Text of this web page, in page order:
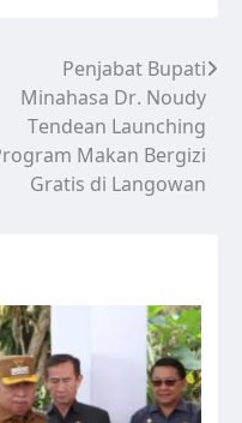
Penjabat Bupati
Minahasa Dr. Noudy
Tendean Launching
Makan Bergizi
Gratis di Langowan